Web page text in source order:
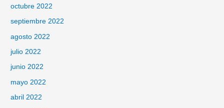
octubre 2022
septiembre 2022
agosto 2022
julio 2022
junio 2022
mayo 2022
abril 2022